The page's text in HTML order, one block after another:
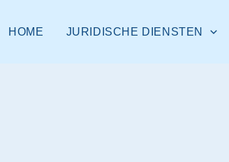
HOME JURIDISCHE DIENSTEN